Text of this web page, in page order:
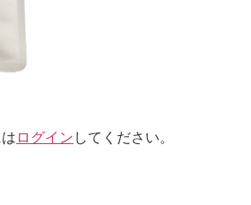
ログイン してください。